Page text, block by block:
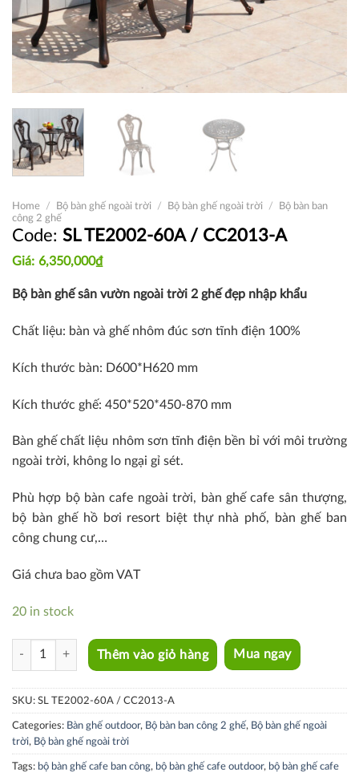
Home / Bộ bàn ghế ngoài trời / Bộ bàn ghế ngoài trời /
Bộ bàn ban
công 2 ghế
SL TE2002-60A / CC2013-A
6,350,000₫
Bộ bàn ghế sân vườn ngoài trời 2 ghế đẹp nhập khẩu
Chất liệu: bàn và ghế nhôm đúc sơn tĩnh điện 100%
Kích thước bàn: D600*H620 mm
Kích thước ghế: 450*520*450-870 mm
Bàn ghế chất liệu nhôm sơn tĩnh điện bền bỉ với môi trường
ngoài trời, không lo ngại gỉ sét.
Phù hợp bộ bàn cafe ngoài trời, bàn ghế cafe sân thượng,
bộ bàn ghế hồ bơi resort biệt thự nhà phố, bàn ghế ban
công chung cư,…
Giá chưa bao gồm VAT
20 in stock
SL TE2002-60A / CC2013-A quantity
Thêm vào giỏ hàng Mua ngay
SKU: SL TE2002-60A / CC2013-A
Categories: Bàn ghế outdoor, Bộ bàn ban công 2 ghế, Bộ bàn ghế ngoài
trời, Bộ bàn ghế ngoài trời
Tags: bộ bàn ghế cafe ban công, bộ bàn ghế cafe outdoor, bộ bàn ghế cafe